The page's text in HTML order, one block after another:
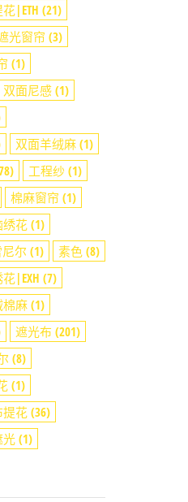
|ETH (21)
光窗帘 (3)
(1)
双面尼感(1)
双面羊绒麻(1)
工程纱(1)
棉麻窗帘 (1)
绣花 (1)
尔 (1) 素色(8)
|EXH (7)
棉麻(1)
遮光布(201)
(8)
(1)
提花 (36)
光(1)